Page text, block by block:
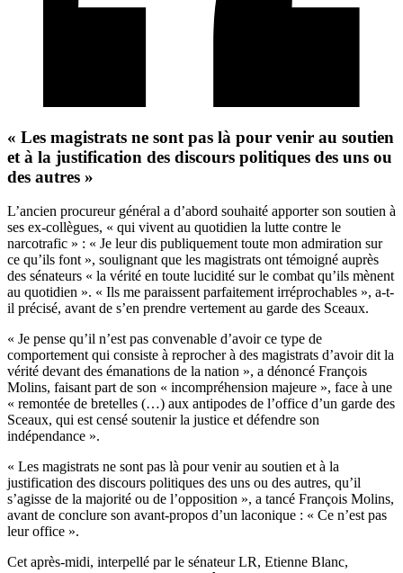
« Les magistrats ne sont pas là pour venir au soutien
et à la justification des discours politiques des uns ou
des autres »
L’ancien procureur général a d’abord souhaité apporter son soutien à
ses ex-collègues, « qui vivent au quotidien la lutte contre le
narcotrafic » : « Je leur dis publiquement toute mon admiration sur
ce qu’ils font », soulignant que les magistrats ont témoigné auprès
des sénateurs « la vérité en toute lucidité sur le combat qu’ils mènent
au quotidien ». « Ils me paraissent parfaitement irréprochables », a-t-
il précisé, avant de s’en prendre vertement au garde des Sceaux.
« Je pense qu’il n’est pas convenable d’avoir ce type de
comportement qui consiste à reprocher à des magistrats d’avoir dit la
vérité devant des émanations de la nation », a dénoncé François
Molins, faisant part de son « incompréhension majeure », face à une
« remontée de bretelles (…) aux antipodes de l’office d’un garde des
Sceaux, qui est censé soutenir la justice et défendre son
indépendance ».
« Les magistrats ne sont pas là pour venir au soutien et à la
justification des discours politiques des uns ou des autres, qu’il
s’agisse de la majorité ou de l’opposition », a tancé François Molins,
avant de conclure son avant-propos d’un laconique : « Ce n’est pas
leur office ».
Cet après-midi, interpellé par le sénateur LR, Etienne Blanc,